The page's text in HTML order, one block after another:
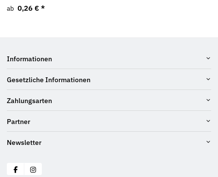
ab 0,26 € *
Informationen
Gesetzliche Informationen
Zahlungsarten
Partner
Newsletter